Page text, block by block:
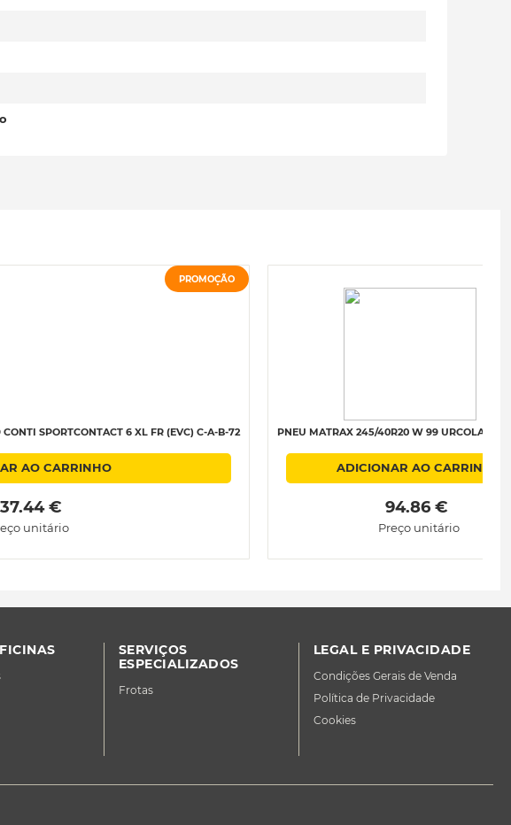
PROMOÇÃO
SPORTCONTACT 6 XL FR (EVC) C-A-B-72
AO CARRINHO
€
unitário
PNEU MATRAX 245/40R20 W 99 URCOLA + XL
ADICIONAR AO CARRINHO
94.86 €
Preço unitário
SERVIÇOS
ESPECIALIZADOS
Frotas
LEGAL E PRIVACIDADE
Condições Gerais de Venda
Política de Privacidade
Cookies